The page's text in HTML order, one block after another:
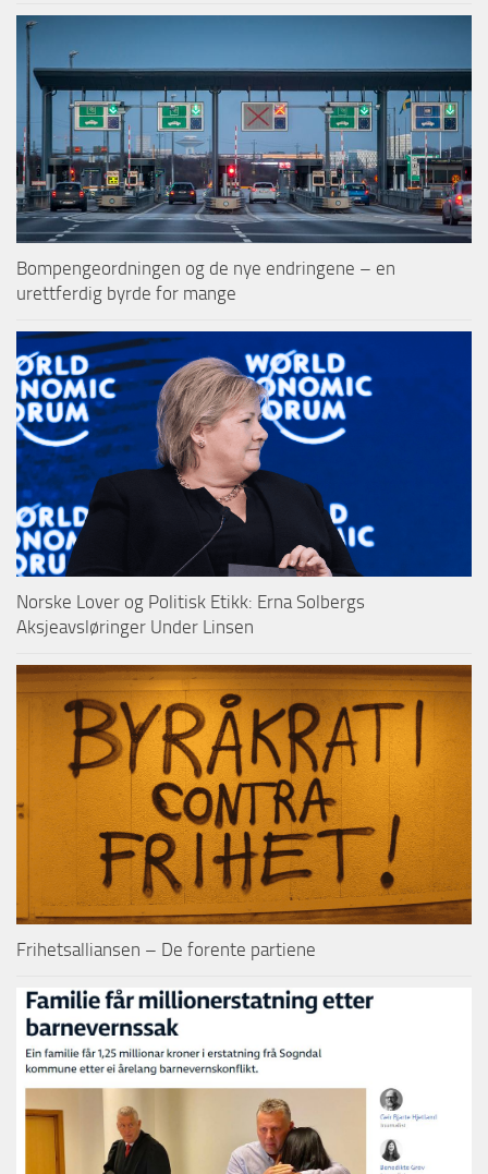
Bompengeordningen og de nye endringene – en
urettferdig byrde for mange
Norske Lover og Politisk Etikk: Erna Solbergs
Aksjeavsløringer Under Linsen
Frihetsalliansen – De forente partiene